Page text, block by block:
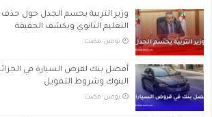
وزير التربية يحسم الجدل حول
التعليم الثانوي ويكشف الحقيقة
‏يومين مضت
البنوك وشروط التمويل
‏يومين مضت